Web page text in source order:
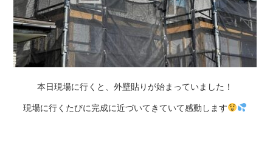
本日現場に行くと、外壁貼りが始まっていました！
現場に行くたびに完成に近づいてきていて感動します